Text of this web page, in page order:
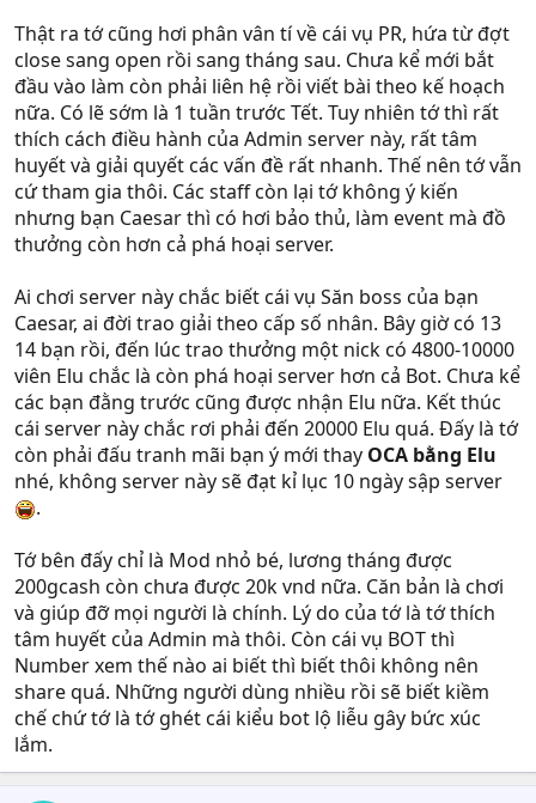
vẫn cái staff vnLoveRo thôi, chả có j lạ ngoài gương mặt
mới là ng cầm nick Admin trên 4rum bên đấy. Là mem
gạo cội từ thời vng đây, bạn crazydevil chắc chắn biết
Thêm nữa là t ko vào 4rum bên kia từ lâu rồi, có làm j
đâu mà khuấy động
Thật ra tớ cũng hơi phân vân tí về cái vụ PR, hứa từ đợt
close sang open rồi sang tháng sau. Chưa kể mới bắt
đầu vào làm còn phải liên hệ rồi viết bài theo kế hoạch
nữa. Có lẽ sớm là 1 tuần trước Tết. Tuy nhiên tớ thì rất
thích cách điều hành của Admin server này, rất tâm
huyết và giải quyết các vấn đề rất nhanh. Thế nên tớ vẫn
cứ tham gia thôi. Các staff còn lại tớ không ý kiến
nhưng bạn Caesar thì có hơi bảo thủ, làm event mà đồ
thưởng còn hơn cả phá hoại server.
Ai chơi server này chắc biết cái vụ Săn boss của bạn
Caesar, ai đời trao giải theo cấp số nhân. Bây giờ có 13
14 bạn rồi, đến lúc trao thưởng một nick có 4800-10000
viên Elu chắc là còn phá hoại server hơn cả Bot. Chưa kể
các bạn đằng trước cũng được nhận Elu nữa. Kết thúc
cái server này chắc rơi phải đến 20000 Elu quá. Đấy là tớ
còn phải đấu tranh mãi bạn ý mới thay OCA bằng Elu
nhé, không server này sẽ đạt kỉ lục 10 ngày sập server
.
Tớ bên đấy chỉ là Mod nhỏ bé, lương tháng được
200gcash còn chưa được 20k vnd nữa. Căn bản là chơi
và giúp đỡ mọi người là chính. Lý do của tớ là tớ thích
tâm huyết của Admin mà thôi. Còn cái vụ BOT thì
Number xem thế nào ai biết thì biết thôi không nên
share quá. Những người dùng nhiều rồi sẽ biết kiềm
chế chứ tớ là tớ ghét cái kiểu bot lộ liễu gây bức xúc
lắm.